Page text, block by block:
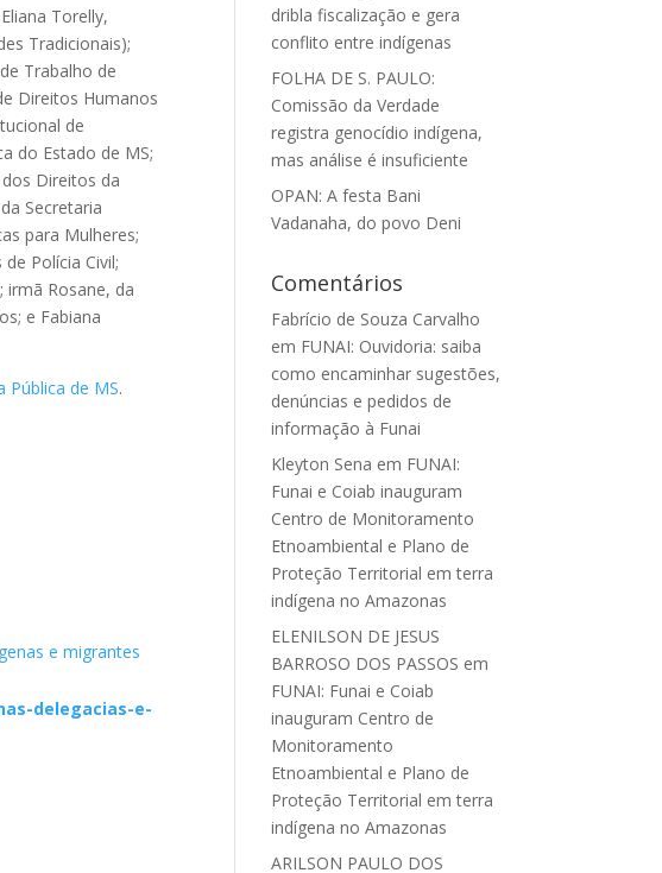
Torelly,
Tradicionais);
Trabalho de
Direitos Humanos
de
do Estado de MS;
Direitos da
Secretaria
para Mulheres;
Polícia Civil;
irmã Rosane, da
e Fabiana
Pública de MS.
e migrantes
delegacias-e-
dribla fiscalização e gera
conflito entre indígenas
FOLHA DE S. PAULO:
Comissão da Verdade
registra genocídio indígena,
mas análise é insuficiente
OPAN: A festa Bani
Vadanaha, do povo Deni
Comentários
Fabrício de Souza Carvalho
em FUNAI: Ouvidoria: saiba
como encaminhar sugestões,
denúncias e pedidos de
informação à Funai
Kleyton Sena em FUNAI:
Funai e Coiab inauguram
Centro de Monitoramento
Etnoambiental e Plano de
Proteção Territorial em terra
indígena no Amazonas
ELENILSON DE JESUS
BARROSO DOS PASSOS em
FUNAI: Funai e Coiab
inauguram Centro de
Monitoramento
Etnoambiental e Plano de
Proteção Territorial em terra
indígena no Amazonas
ARILSON PAULO DOS